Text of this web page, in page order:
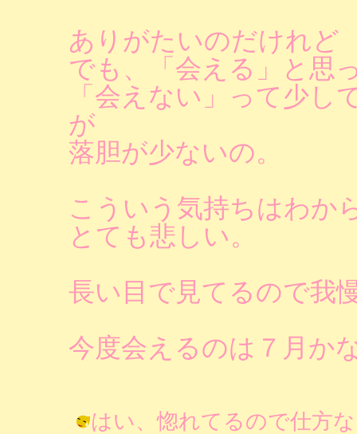
ありがたいのだけれど
でも、「会える」と思
「会えない」って少し
が
落胆が少ないの。
こういう気持ちはわか
とても悲しい。
長い目で見てるので我
今度会えるのは７月か
はい、惚れてるので仕方